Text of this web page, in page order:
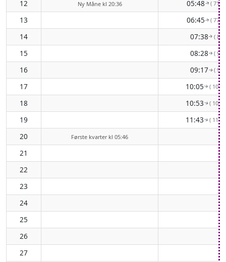
12 Ny Måne kl 20:36 05:48↑( 71°
13 06:45↑( 77°
14 07:38↑ (
15 08:28↑ (
16 09:17↑(
17 10:05↑( 103°
18 10:53↑( 108°
19 11:43↑( 112°
20 Første kvarter kl 05:46
21
22
23
24
25
26
27